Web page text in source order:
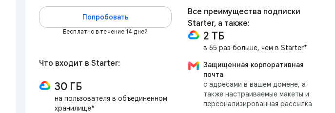
Попробовать
Бесплатно в течение 14 дней
Что входит в Starter:
30 ГБ
на пользователя в объединенном
хранилище*
Все преимущества подписки
Starter, а также:
2 ТБ
в 65 раз больше, чем в Starter*
Защищенная корпоративная
почта
с адресами в вашем домене, а
также настраиваемые макеты и
персонализированная рассылка